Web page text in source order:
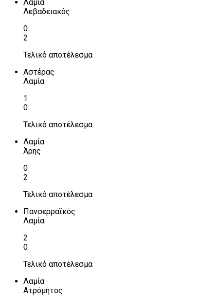
Λαμία
Λεβαδειακός
0
2
Τελικό αποτέλεσμα
Αστέρας
Λαμία
1
0
Τελικό αποτέλεσμα
Λαμία
Άρης
0
2
Τελικό αποτέλεσμα
Πανσερραϊκός
Λαμία
2
0
Τελικό αποτέλεσμα
Λαμία
Ατρόμητος